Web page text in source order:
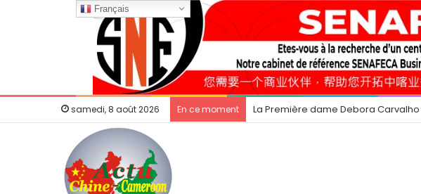
samedi, 8 août 2026 En ce moment La Première dame Debora
Français